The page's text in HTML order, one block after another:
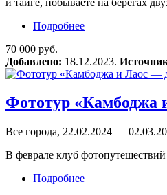
Подробнее
70 000 руб.
Добавлено: 18.12.2023.
Фототур «Камбоджа
Все города, 22.02.2024 —
В феврале клуб
Подробнее